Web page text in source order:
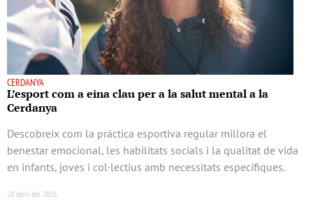
CERDANYA
L’esport com a eina clau per a la salut mental a la
Cerdanya
Descobreix com la pràctica esportiva regular millora el
benestar emocional, les habilitats socials i la qualitat de vida
en infants, joves i col·lectius amb necessitats específiques.
28 abril del 2026